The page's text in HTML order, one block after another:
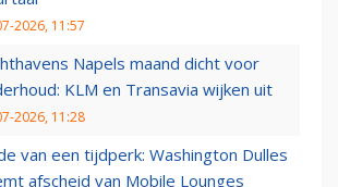
2026, 11:57
Napels maand dicht voor
KLM en Transavia wijken uit
2026, 11:28
van een tijdperk: Washington Dulles
afscheid van Mobile Lounges